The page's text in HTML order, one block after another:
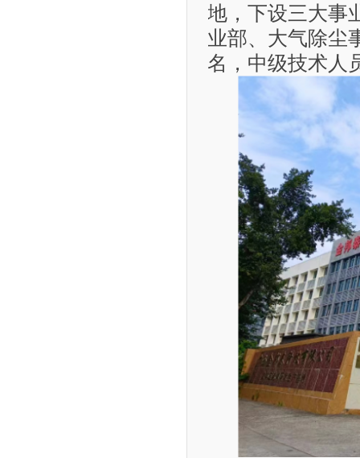
地，下设三大事
业部、大气除尘
名，中级技术人